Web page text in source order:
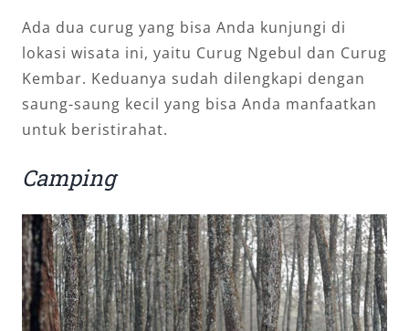
Ada dua curug yang bisa Anda kunjungi di
lokasi wisata ini, yaitu Curug Ngebul dan Curug
Kembar. Keduanya sudah dilengkapi dengan
saung-saung kecil yang bisa Anda manfaatkan
untuk beristirahat.
Camping